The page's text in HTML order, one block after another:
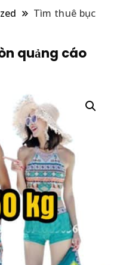
Tìm thuê bục
quảng cáo